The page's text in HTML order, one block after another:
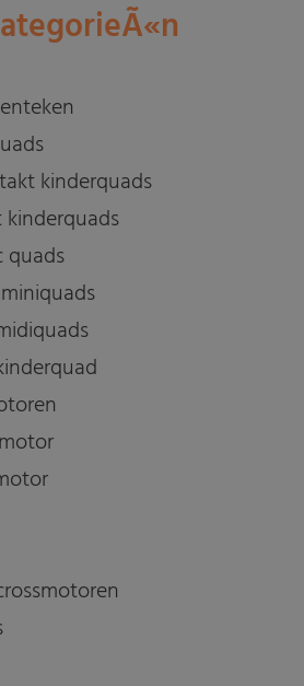
kinderquads
kinderquads
quads